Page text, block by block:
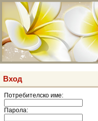
Вход
Потребителско име:
Парола: